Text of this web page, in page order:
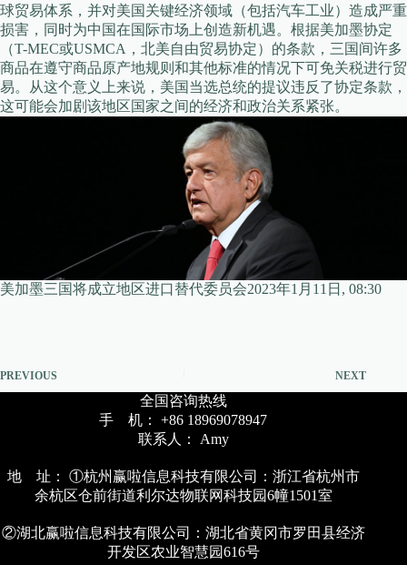
球贸易体系，并对美国关键经济领域（包括汽车工业）造成严重
损害，同时为中国在国际市场上创造新机遇。根据美加墨协定
（T-MEC或USMCA，北美自由贸易协定）的条款，三国间许多
商品在遵守商品原产地规则和其他标准的情况下可免关税进行贸
易。从这个意义上来说，美国当选总统的提议违反了协定条款，
这可能会加剧该地区国家之间的经济和政治关系紧张。
美加墨三国将成立地区进口替代委员会2023年1月11日, 08:30
PREVIOUS NEXT
全国咨询热线
手 机： +86 18969078947
联系人： Amy
地 址： ①杭州赢啦信息科技有限公司：浙江省杭州市
余杭区仓前街道利尔达物联网科技园6幢1501室
②湖北赢啦信息科技有限公司：湖北省黄冈市罗田县经济
开发区农业智慧园616号